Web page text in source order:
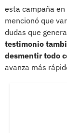
esta campaña
mencionó que
dudas que
testimonio
desmentir todo
avanza más